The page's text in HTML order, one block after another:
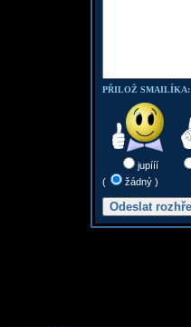
PŘILOŽ SMAILÍKA:
jupííí
(
žádný )